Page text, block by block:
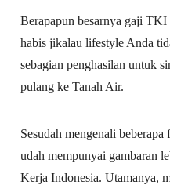
Berapapun besarnya gaji
habis jikalau lifestyle Anda
sebagian penghasilan untuk
pulang ke Tanah Air.
Sesudah mengenali
udah mempunyai gambaran
Kerja Indonesia. Utamanya,